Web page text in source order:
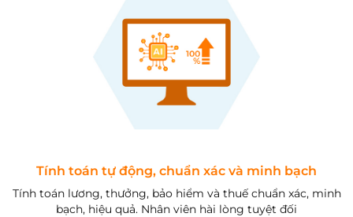
Tính toán tự động, chuẩn xác và minh bạch
Tính toán lương, thưởng, bảo hiểm và thuế chuẩn xác, minh
bạch, hiệu quả. Nhân viên hài lòng tuyệt đối